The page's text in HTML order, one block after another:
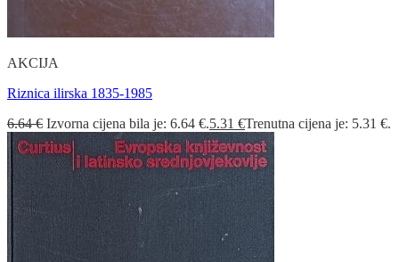
AKCIJA
Riznica ilirska 1835-1985
6.64€ Izvorna cijena bila je: 6.64 €.5.31 €Trenutna cijena je: 5.31 €.